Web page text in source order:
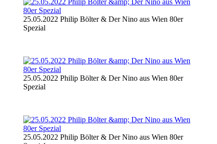
25.05.2022 Philip Bölter & Der Nino aus Wien 80er
Spezial
25.05.2022 Philip Bölter & Der Nino aus Wien 80er
Spezial
25.05.2022 Philip Bölter & Der Nino aus Wien 80er